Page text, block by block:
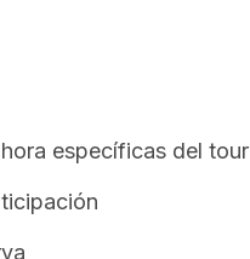
específicas del tour